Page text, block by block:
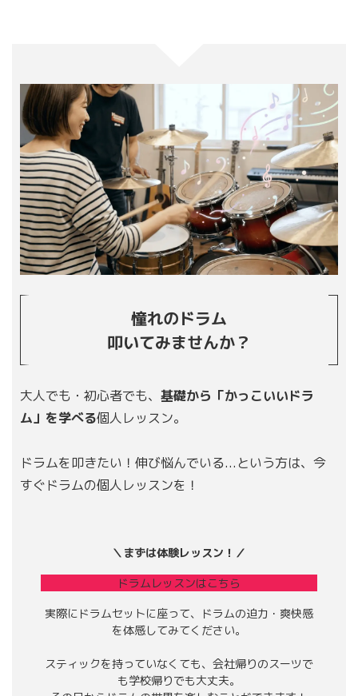
憧れのドラム
叩いてみませんか？
大人でも・初心者でも、 基礎から「かっこいいドラ
ム」を学べる個人レッスン。
ドラムを叩きたい！伸び悩んでいる...という方は、今
すぐドラムの個人レッスンを！
＼まずは体験レッスン！／
ドラムレッスンはこちら
実際にドラムセットに座って、ドラムの迫力・爽快感
を体感してみてください。
スティックを持っていなくても、会社帰りのスーツで
も学校帰りでも大丈夫。